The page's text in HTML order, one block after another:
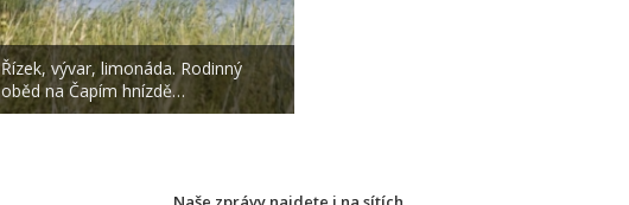
Řízek, vývar, limonáda. Rodinný
oběd na Čapím hnízdě…